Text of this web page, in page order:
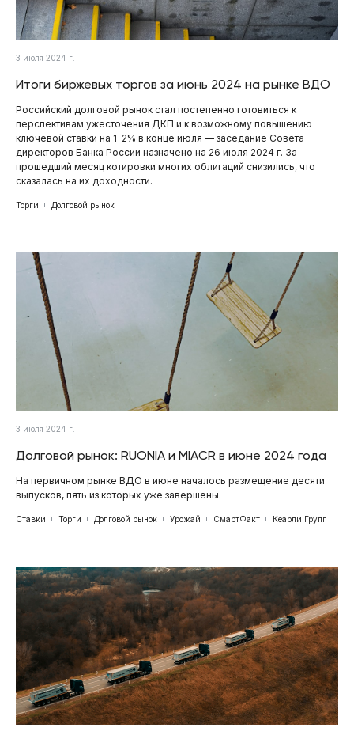
3 июля 2024 г.
Итоги биржевых торгов за июнь 2024 на рынке ВДО
Российский долговой рынок стал постепенно готовиться к
перспективам ужесточения ДКП и к возможному повышению
ключевой ставки на 1-2% в конце июля — заседание Совета
директоров Банка России назначено на 26 июля 2024 г. За
прошедший месяц котировки многих облигаций снизились, что
сказалась на их доходности.
Торги Долговой рынок
3 июля 2024 г.
Долговой рынок: RUONIA и MIACR в июне 2024 года
На первичном рынке ВДО в июне началось размещение десяти
выпусков, пять из которых уже завершены.
Ставки Торги Долговой рынок Урожай СмартФакт Кеарли Групп